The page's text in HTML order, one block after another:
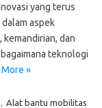
yang terus
aspek
dan
teknologi
More »
, Alat bantu mobilitas